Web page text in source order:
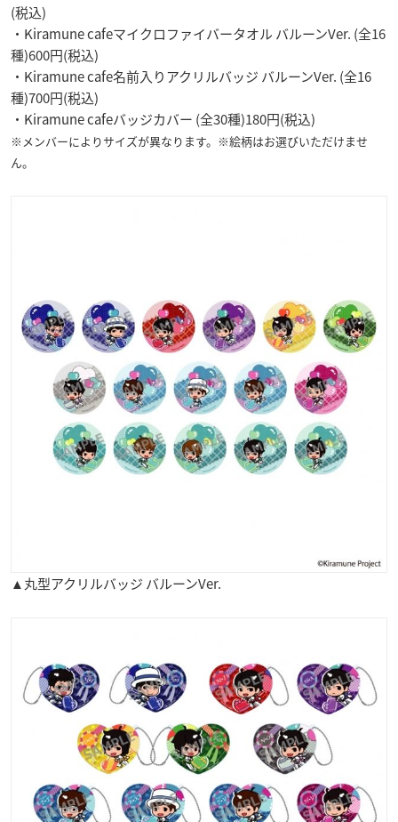
(税込)
・Kiramune cafeマイクロファイバータオル バルーンVer. (全16
種)600円(税込)
・Kiramune cafe名前入りアクリルバッジ バルーンVer. (全16
種)700円(税込)
・Kiramune cafeバッジカバー (全30種)180円(税込)
※メンバーによりサイズが異なります。※絵柄はお選びいただけませ
ん。
▲丸型アクリルバッジ バルーンVer.